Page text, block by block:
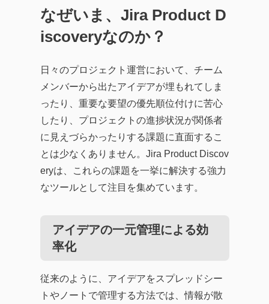
なぜいま、Jira Product D
iscoveryなのか？
日々のプロジェクト運営において、チーム
メンバーから出たアイデアが埋もれてしま
ったり、重要な要望の優先順位付けに苦心
したり、プロジェクトの進捗状況が関係者
に見えづらかったりする課題に直面するこ
とは少なくありません。Jira Product Discov
eryは、これらの課題を一挙に解決する強力
なツールとして注目を集めています。
アイデアの一元管理による効
率化
従来のように、アイデアをスプレッドシー
トやノートで管理する方法では、情報が散